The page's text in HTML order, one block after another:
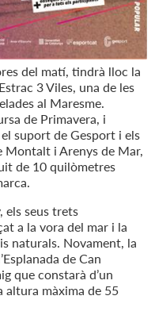
del matí, tindrà lloc la
3 Viles, una de les
al Maresme.
de Primavera, i
suport de Gesport i els
Montalt i Arenys de Mar,
de 10 quilòmetres
els seus trets
a la vora del mar i la
naturals. Novament, la
de Can
que constarà d’un
altura màxima de 55